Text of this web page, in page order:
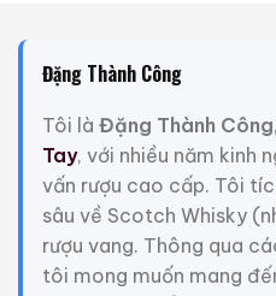
đây hoàn toàn không
lên men truyền thống
rượu phù hợp với mục
tặng biếu.
Nguyên liệu: Sử dụng
Kiến Hồ làm mạch sống,
chọn gạo nếp hảo hạng
Đặng Thành Công
Tôi là Đặng Thành Công
Tay, với nhiều năm kinh
vấn rượu cao cấp. Tôi
sâu về Scotch Whisky
rượu vang. Thông qua
tôi mong muốn mang